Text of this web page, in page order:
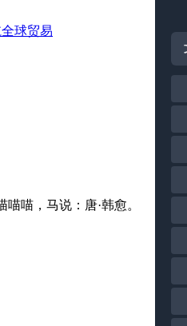
全球贸易
喵，马说：唐·韩愈。